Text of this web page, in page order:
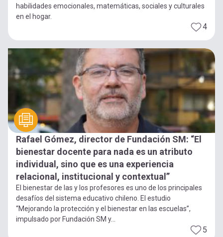
habilidades emocionales, matemáticas, sociales y culturales
en el hogar.
4
Rafael Gómez, director de Fundación SM: “El
bienestar docente para nada es un atributo
individual, sino que es una experiencia
relacional, institucional y contextual”
El bienestar de las y los profesores es uno de los principales
desafíos del sistema educativo chileno. El estudio
“Mejorando la protección y el bienestar en las escuelas”,
impulsado por Fundación SM y...
5